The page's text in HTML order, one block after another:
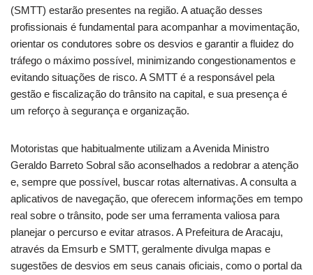
(SMTT) estarão presentes na região. A atuação desses
profissionais é fundamental para acompanhar a movimentação,
orientar os condutores sobre os desvios e garantir a fluidez do
tráfego o máximo possível, minimizando congestionamentos e
evitando situações de risco. A SMTT é a responsável pela
gestão e fiscalização do trânsito na capital, e sua presença é
um reforço à segurança e organização.
Motoristas que habitualmente utilizam a Avenida Ministro
Geraldo Barreto Sobral são aconselhados a redobrar a atenção
e, sempre que possível, buscar rotas alternativas. A consulta a
aplicativos de navegação, que oferecem informações em tempo
real sobre o trânsito, pode ser uma ferramenta valiosa para
planejar o percurso e evitar atrasos. A Prefeitura de Aracaju,
através da Emsurb e SMTT, geralmente divulga mapas e
sugestões de desvios em seus canais oficiais, como o portal da